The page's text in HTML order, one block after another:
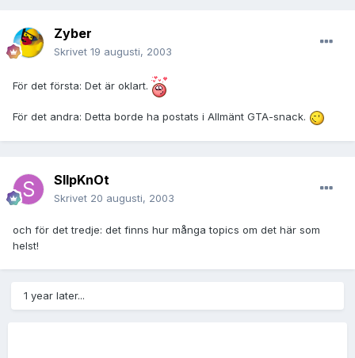
Zyber
Skrivet 19 augusti, 2003
För det första: Det är oklart.
För det andra: Detta borde ha postats i Allmänt GTA-snack.
SlIpKnOt
Skrivet 20 augusti, 2003
och för det tredje: det finns hur många topics om det här som
helst!
1 year later...